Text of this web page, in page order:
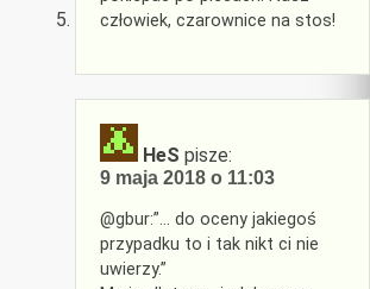
człowiek, czarownice na stos!
HeS pisze:
9 maja 2018 o 11:03
@gbur:”… do oceny jakiegoś
przypadku to i tak nikt ci nie
uwierzy.”